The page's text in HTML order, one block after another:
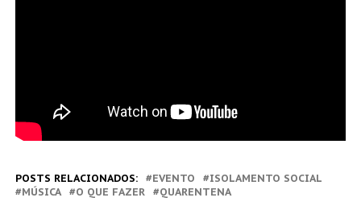
POSTS RELACIONADOS: EVENTO
ISOLAMENTO SOCIAL
MÚSICA
O QUE FAZER QUARENTENA